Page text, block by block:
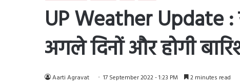
UP Weather Update :
अगले दिनों और होगी
Aarti Agravat 17 September 2022 - 1:23 PM 2 minutes read